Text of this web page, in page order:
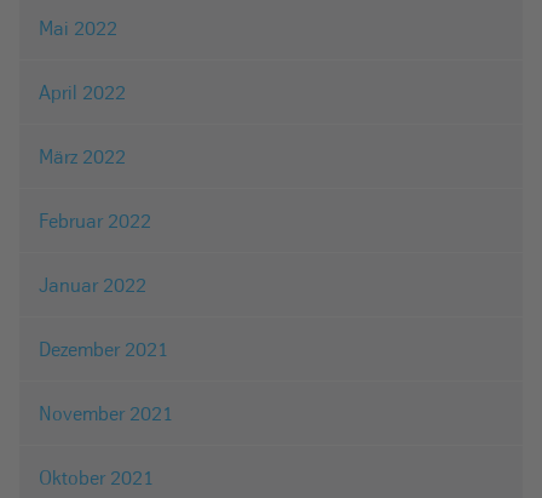
Mai 2022
April 2022
März 2022
Februar 2022
Januar 2022
Dezember 2021
November 2021
Oktober 2021